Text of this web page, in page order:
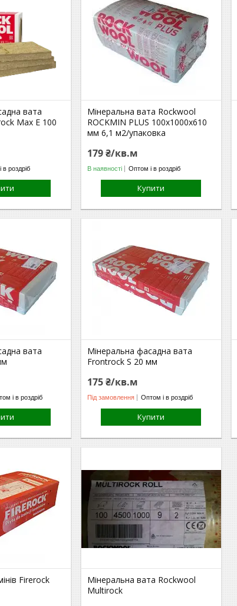
вата
Max E 100
в роздріб
Мінеральна вата Rockwool
ROCKMIN PLUS 100х1000х610
мм 6,1 м2/упаковка
179 ₴/кв.м
В наявності Оптом і в роздріб
Купити
вата
і в роздріб
Мінеральна фасадна вата
Frontrock S 20 мм
175 ₴/кв.м
Під замовлення Оптом і в роздріб
Купити
Firerock
Мінеральна вата Rockwool
Multirock